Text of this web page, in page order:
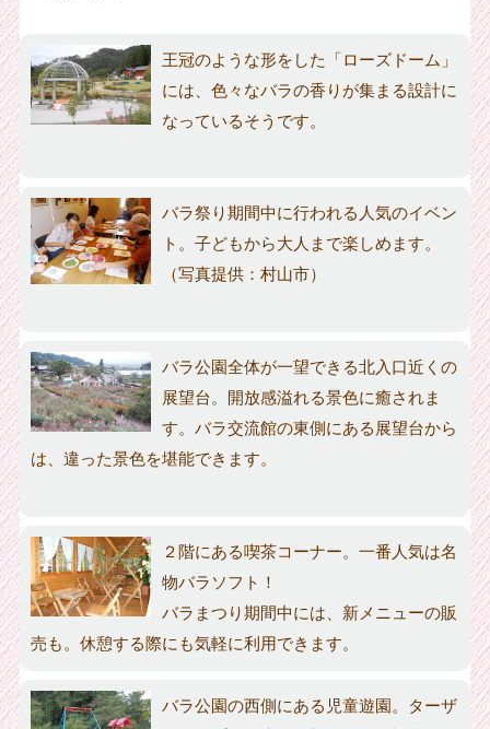
王冠のような形をした「ローズドーム」
には、色々なバラの香りが集まる設計に
なっているそうです。
バラ祭り期間中に行われる人気のイベン
ト。子どもから大人まで楽しめます。
（写真提供：村山市）
バラ公園全体が一望できる北入口近くの
展望台。開放感溢れる景色に癒されま
す。バラ交流館の東側にある展望台から
は、違った景色を堪能できます。
２階にある喫茶コーナー。一番人気は名
物バラソフト！
バラまつり期間中には、新メニューの販
売も。休憩する際にも気軽に利用できます。
バラ公園の西側にある児童遊園。ターザ